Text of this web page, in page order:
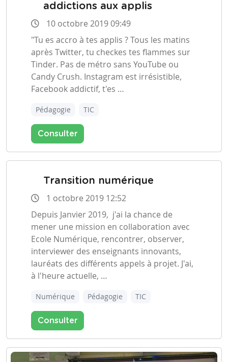
addictions aux applis
10 octobre 2019 09:49
"Tu es accro à tes applis ? Tous les matins
après Twitter, tu checkes tes flammes sur
Tinder. Pas de métro sans YouTube ou
Candy Crush. Instagram est irrésistible,
Facebook addictif, t'es …
Pédagogie TIC
Consulter
Transition numérique
1 octobre 2019 12:52
Depuis Janvier 2019, j'ai la chance de
mener une mission en collaboration avec
Ecole Numérique, rencontrer, observer,
interviewer des enseignants innovants,
lauréats des différents appels à projet. J'ai,
à l'heure actuelle, …
Numérique Pédagogie TIC
Consulter